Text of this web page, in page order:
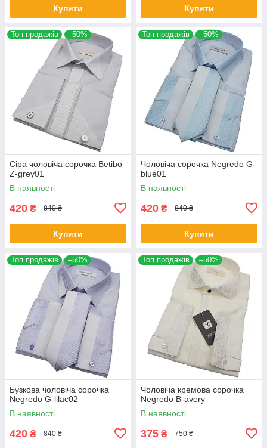
Купити Купити
Топ продажів –50%
Сіра чоловіча сорочка Betibo
Z-grey01
В наявності
420 ₴ 840 ₴
Купити
Топ продажів –50%
Чоловіча сорочка Negredo G-
blue01
В наявності
420 ₴ 840 ₴
Купити
Топ продажів –50%
Бузкова чоловіча сорочка
Negredo G-lilac02
В наявності
420 ₴ 840 ₴
Топ продажів –50%
Чоловіча кремова сорочка
Negredo B-avery
В наявності
375 ₴ 750 ₴